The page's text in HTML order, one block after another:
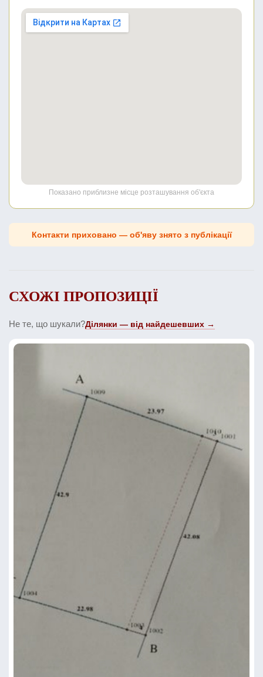
Показано приблизне місце розташування об'єкта
Контакти приховано — об'яву знято з публікації
СХОЖІ ПРОПОЗИЦІЇ
Не те, що шукали?Ділянки — від найдешевших →